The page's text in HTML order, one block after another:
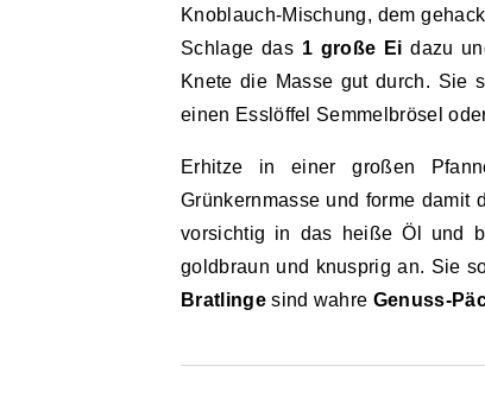
Knoblauch-Mischung, dem
Schlage das 1 große Ei dazu
Knete die Masse gut durch. Sie
einen Esslöffel Semmelbrösel
Erhitze in einer großen
Grünkernmasse und forme damit
vorsichtig in das heiße Öl und
goldbraun und knusprig an. Sie
Bratlingesind wahre Genuss-